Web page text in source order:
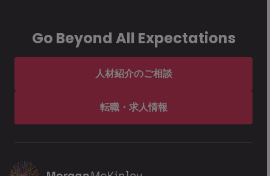
Go Beyond All Expectations
人材紹介のご相談
転職・求人情報